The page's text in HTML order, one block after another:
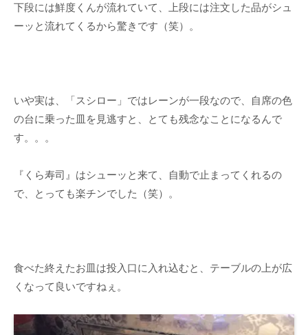
下段には鮮度くんが流れていて、上段には注文した品がシュ
ーッと流れてくるから驚きです（笑）。
いや実は、「スシロー」ではレーンが一段なので、自席の色
の台に乗った皿を見逃すと、とても残念なことになるんで
す。。。
『くら寿司』はシューッと来て、自動で止まってくれるの
で、とっても楽チンでした（笑）。
食べた終えたお皿は投入口に入れ込むと、テーブルの上が広
くなって良いですねぇ。